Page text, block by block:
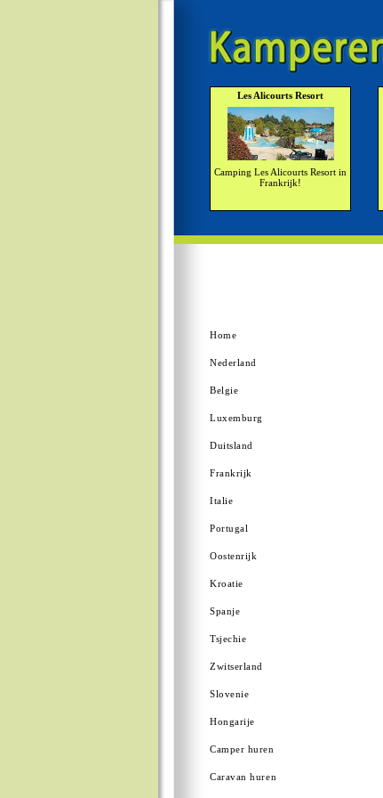
Les Alicourts Resort
Camping Les Alicourts Resort in
Frankrijk!
Home
Nederland
Belgie
Luxemburg
Duitsland
Frankrijk
Italie
Portugal
Oostenrijk
Kroatie
Spanje
Tsjechie
Zwitserland
Slovenie
Hongarije
Camper huren
Caravan huren